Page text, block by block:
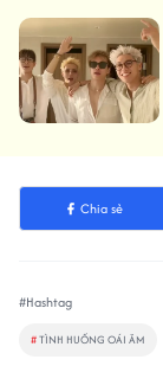
Chia sẻ
#Hashtag
#TÌNH HUỐNG OÁI ĂM